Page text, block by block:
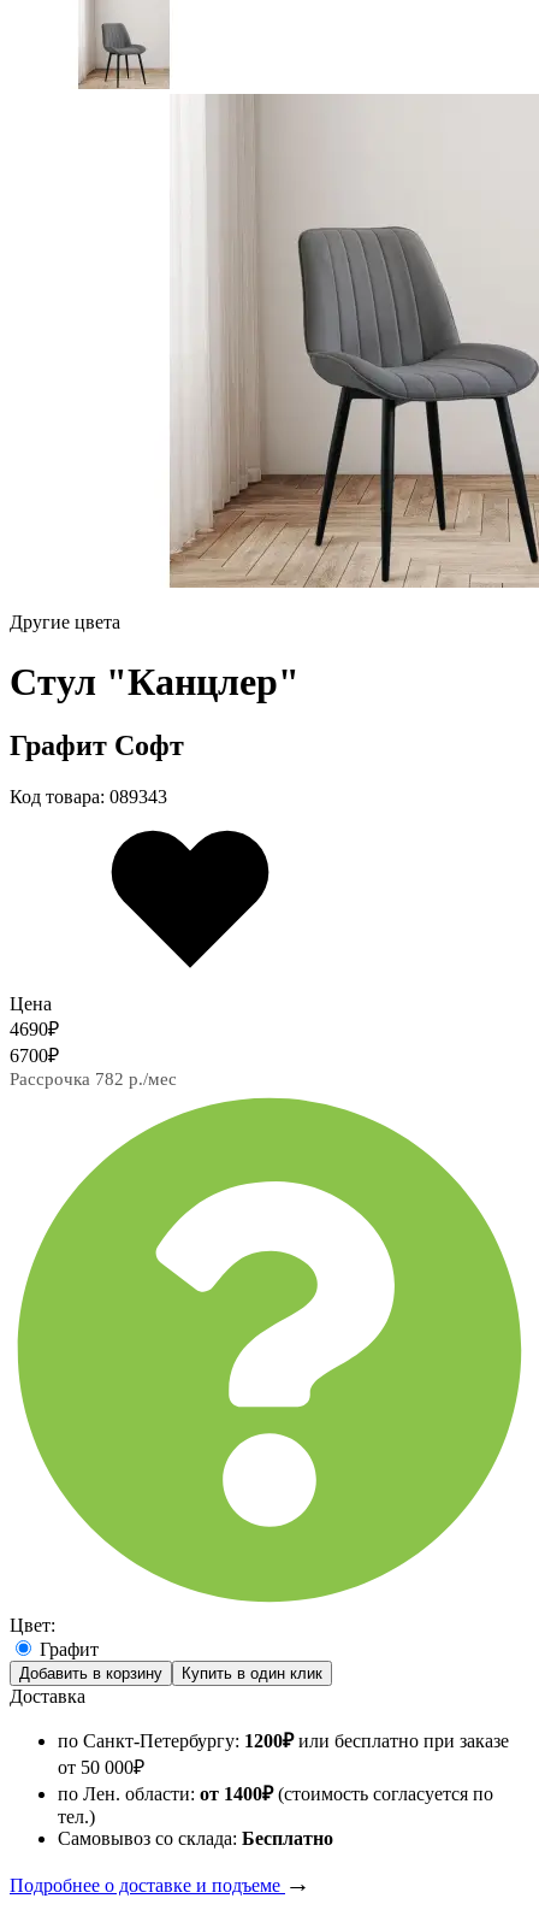
Другие цвета
Стул "Канцлер"
Графит Софт
Код товара: 089343
Цена
4690₽
6700₽
Рассрочка 782 р./мес
Цвет:
Графит
Доставка
по Санкт-Петербургу: 1200₽или бесплатно при заказе
от 50 000₽
по Лен. области: от 1400₽(стоимость согласуется по
тел.)
Самовывоз со склада: Бесплатно
Подробнее о доставке и подъеме →